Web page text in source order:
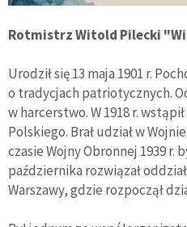
Rotmistrz Witold Pilecki
Urodził się 13 maja 1901 r.
o tradycjach patriotycznych.
w harcerstwo. W 1918 r.
Polskiego. Brał udział w
czasie Wojny Obronnej 1939 r.
października rozwiązał
Warszawy, gdzie rozpoczął